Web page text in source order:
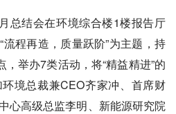
总结会在环境综合楼1楼报告厅
程再造，质量跃阶”为主题，持
举办7类活动，将“精益精进”的
境总裁兼CEO齐家冲、首席财
心高级总监李明、新能源研究院